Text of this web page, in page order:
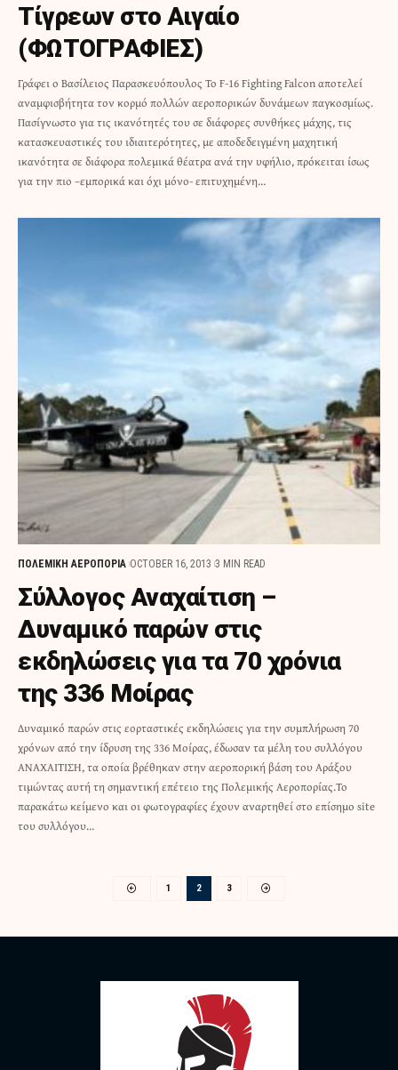
Τίγρεων στο Αιγαίο
(ΦΩΤΟΓΡΑΦΙΕΣ)
Γράφει ο Βασίλειος Παρασκευόπουλος Το F-16 Fighting Falcon αποτελεί
αναμφισβήτητα τον κορμό πολλών αεροπορικών δυνάμεων παγκοσμίως.
Πασίγνωστο για τις ικανότητές του σε διάφορες συνθήκες μάχης, τις
κατασκευαστικές του ιδιαιτερότητες, με αποδεδειγμένη μαχητική
ικανότητα σε διάφορα πολεμικά θέατρα ανά την υφήλιο, πρόκειται ίσως
για την πιο –εμπορικά και όχι μόνο- επιτυχημένη…
ΠΟΛΕΜΙΚΗ ΑΕΡΟΠΟΡΙΑ OCTOBER 16, 2013 3 MIN READ
Σύλλογος Αναχαίτιση –
Δυναμικό παρών στις
εκδηλώσεις για τα 70 χρόνια
της 336 Μοίρας
Δυναμικό παρών στις εορταστικές εκδηλώσεις για την συμπλήρωση 70
χρόνων από την ίδρυση της 336 Μοίρας, έδωσαν τα μέλη του συλλόγου
ΑΝΑΧΑΙΤΙΣΗ, τα οποία βρέθηκαν στην αεροπορική βάση του Αράξου
τιμώντας αυτή τη σημαντική επέτειο της Πολεμικής Αεροπορίας.Το
παρακάτω κείμενο και οι φωτογραφίες έχουν αναρτηθεί στο επίσημο site
του συλλόγου…
1 2 3